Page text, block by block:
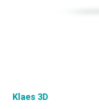
Klaes 3D